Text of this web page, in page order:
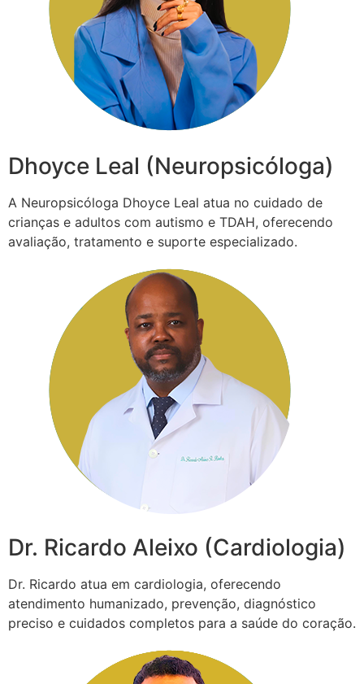
Dhoyce Leal (Neuropsicóloga)
A Neuropsicóloga Dhoyce Leal atua no cuidado de
crianças e adultos com autismo e TDAH, oferecendo
avaliação, tratamento e suporte especializado.
Dr. Ricardo Aleixo (Cardiologia)
Dr. Ricardo atua em cardiologia, oferecendo
atendimento humanizado, prevenção, diagnóstico
preciso e cuidados completos para a saúde do coração.